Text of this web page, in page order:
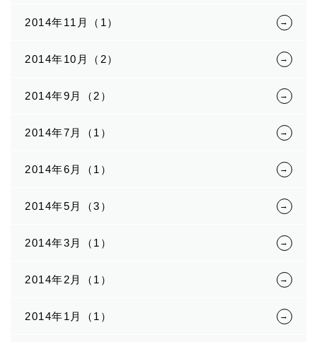
2014年11月（1）
2014年10月（2）
2014年9月（2）
2014年7月（1）
2014年6月（1）
2014年5月（3）
2014年3月（1）
2014年2月（1）
2014年1月（1）